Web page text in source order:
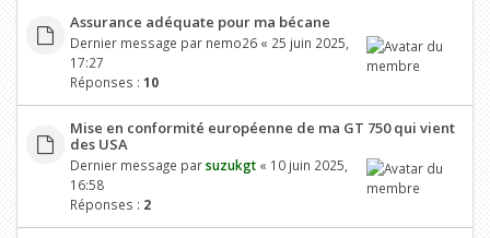
Assurance adéquate pour ma bécane
Dernier message par nemo26« 25 juin 2025,
17:27
Réponses : 10
Mise en conformité européenne de ma GT 750 qui vient
des USA
Dernier message parsuzukgt« 10 juin 2025,
16:58
Réponses : 2